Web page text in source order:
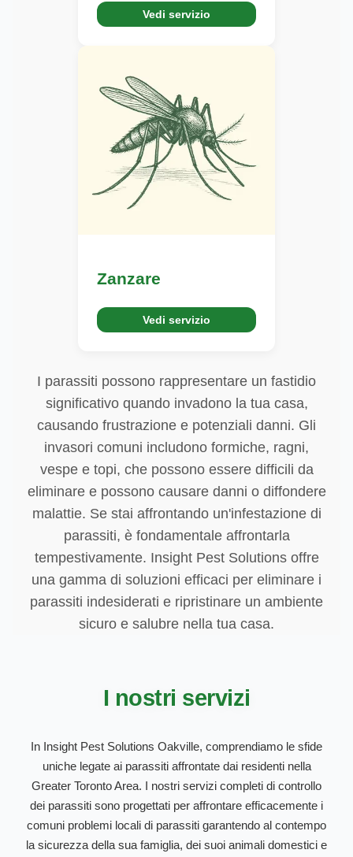
Vedi servizio
Zanzare
Vedi servizio
I parassiti possono rappresentare un fastidio
significativo quando invadono la tua casa,
causando frustrazione e potenziali danni. Gli
invasori comuni includono formiche, ragni,
vespe e topi, che possono essere difficili da
eliminare e possono causare danni o diffondere
malattie. Se stai affrontando un'infestazione di
parassiti, è fondamentale affrontarla
tempestivamente. Insight Pest Solutions offre
una gamma di soluzioni efficaci per eliminare i
parassiti indesiderati e ripristinare un ambiente
sicuro e salubre nella tua casa.
I nostri servizi
In Insight Pest Solutions Oakville, comprendiamo le sfide
uniche legate ai parassiti affrontate dai residenti nella
Greater Toronto Area. I nostri servizi completi di controllo
dei parassiti sono progettati per affrontare efficacemente i
comuni problemi locali di parassiti garantendo al contempo
la sicurezza della sua famiglia, dei suoi animali domestici e